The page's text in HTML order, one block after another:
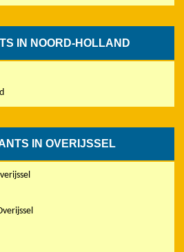
IN NOORD-HOLLAND
IN OVERIJSSEL